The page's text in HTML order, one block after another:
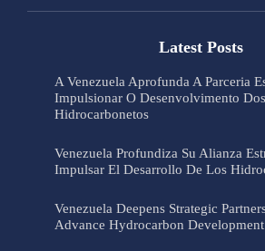
Latest Posts
A Venezuela Aprofunda A Parceria
Impulsionar O Desenvolvimento Dos
Hidrocarbonetos
Venezuela Profundiza Su Alianza
Impulsar El Desarrollo De Los
Venezuela Deepens Strategic
Advance Hydrocarbon Development